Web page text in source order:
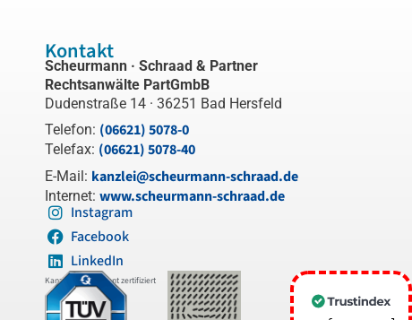
Kontakt
Scheurmann · Schraad & Partner
Rechtsanwälte PartGmbB
Dudenstraße 14 · 36251 Bad Hersfeld
Telefon: (06621) 5078-0
Telefax: (06621) 5078-40
E-Mail: kanzlei@scheurmann-schraad.de
Internet: www.scheurmann-schraad.de
Instagram
Facebook
LinkedIn
Kanzleimanagement zertifiziert